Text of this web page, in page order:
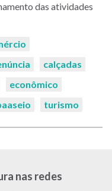
das atividades
calçadas
econômico
turismo
nas redes